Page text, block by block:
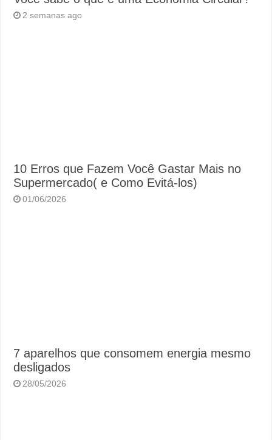
2 semanas ago
10 Erros que Fazem Você Gastar Mais no
Supermercado( e Como Evitá-los)
01/06/2026
7 aparelhos que consomem energia mesmo
desligados
28/05/2026